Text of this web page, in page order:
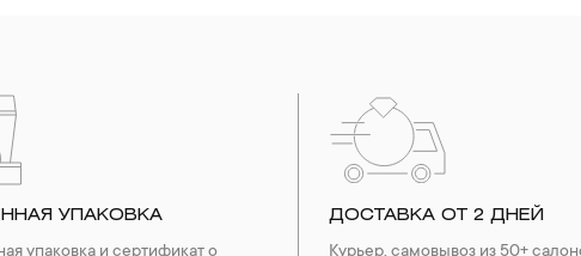
УПАКОВКА ДОСТАВКА ОТ 2 ДНЕЙ